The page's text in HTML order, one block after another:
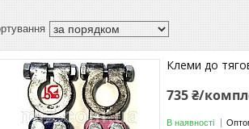
Клеми до
735 ₴/
В наявності